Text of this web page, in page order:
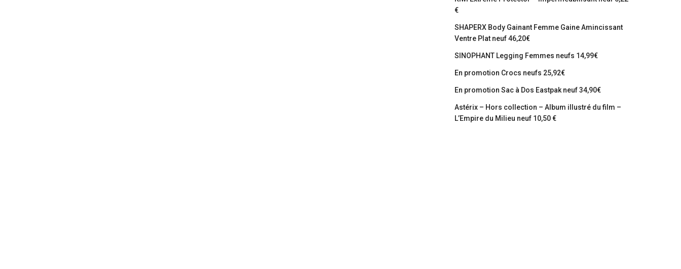
€
SHAPERX Body Gainant Femme Gaine Amincissant
Ventre Plat neuf 46,20€
SINOPHANT Legging Femmes neufs 14,99€
En promotion Crocs neufs 25,92€
En promotion Sac à Dos Eastpak neuf 34,90€
Astérix – Hors collection – Album illustré du film –
L’Empire du Milieu neuf 10,50 €